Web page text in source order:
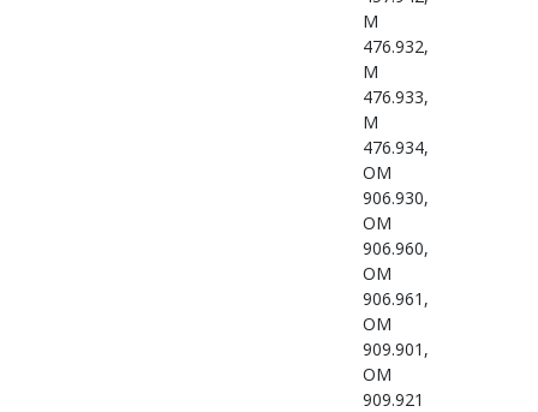
M
476.932,
M
476.933,
M
476.934,
OM
906.930,
OM
906.960,
OM
906.961,
OM
909.901,
OM
909.921